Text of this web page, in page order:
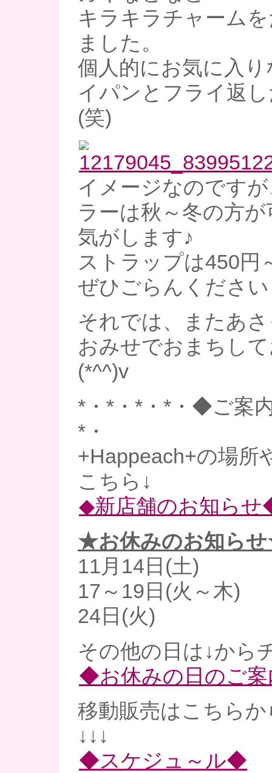
キラキラチャーム
ました。
個人的にお気に入
イパンとフライ返
(笑)
イメージなのです
ラーは秋～冬の方
気がします♪
ストラップは450円
ぜひごらんくださ
それでは、またあ
おみせでおまちし
(*^^)v
*・*・*・*・◆ご案
*・
+Happeach+の場所
こちら↓
◆新店舗のお知ら
★お休みのお知ら
11月14日(土)
17～19日(火～木)
24日(火)
その他の日は↓から
◆お休みの日のご
移動販売はこちら
↓↓↓
◆スケジュ～ル◆